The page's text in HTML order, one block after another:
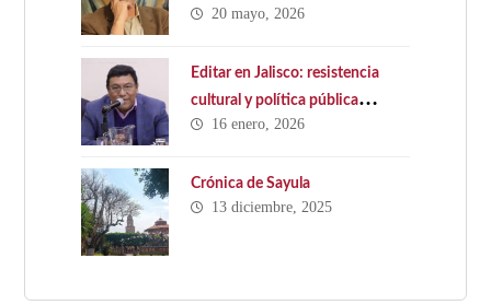
20 mayo, 2026
Editar en Jalisco: resistencia
cultural y política pública
ausente. Hacia una Ley Estatal
16 enero, 2026
Crónica de Sayula
13 diciembre, 2025